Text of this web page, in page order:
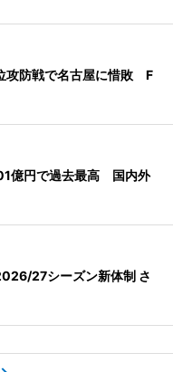
攻防戦で名古屋に惜敗 F
億円で過去最高 国内外
27シーズン新体制 さ